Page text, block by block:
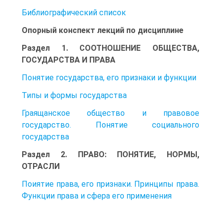
Библиографический список
Опорный конспект лекций по дисциплине
Раздел 1. СООТНОШЕНИЕ ОБЩЕСТВА,
ГОСУДАРСТВА И ПРАВА
Понятие государства, его признаки и функции
Типы и формы государства
Граящанское общество и правовое
государство. Понятие социального
государства
Раздел 2. ПРАВО: ПОНЯТИЕ, НОРМЫ,
ОТРАСЛИ
Поиятие права, его признаки. Принципы права.
Функции права и сфера его применения